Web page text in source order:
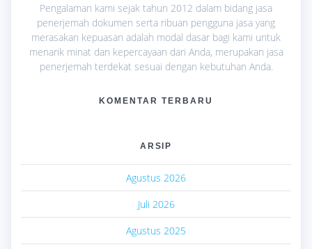
Pengalaman kami sejak tahun 2012 dalam bidang jasa
penerjemah dokumen serta ribuan pengguna jasa yang
merasakan kepuasan adalah modal dasar bagi kami untuk
menarik minat dan kepercayaan dari Anda, merupakan jasa
penerjemah terdekat sesuai dengan kebutuhan Anda.
KOMENTAR TERBARU
ARSIP
Agustus 2026
Juli 2026
Agustus 2025